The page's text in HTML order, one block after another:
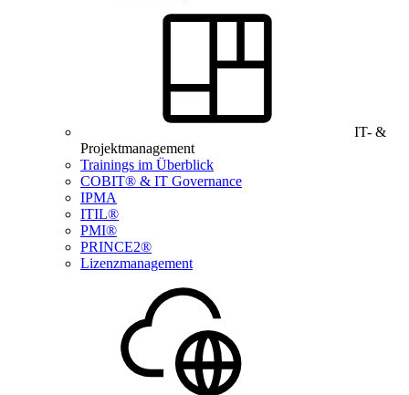
IT- &
Projektmanagement
Trainings im Überblick
COBIT® & IT Governance
IPMA
ITIL®
PMI®
PRINCE2®
Lizenzmanagement